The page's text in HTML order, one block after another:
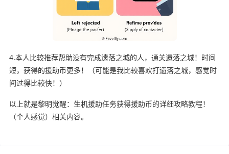
4.本人比较推荐帮助没有完成遗落之城的人，通关遗落之城！时间
短，获得的援助币更多！（可能是我比较喜欢打遗落之城，感觉时
间过得比较快！）
以上就是黎明觉醒：生机援助任务获得援助币的详细攻略教程！
（个人感觉）相关内容。